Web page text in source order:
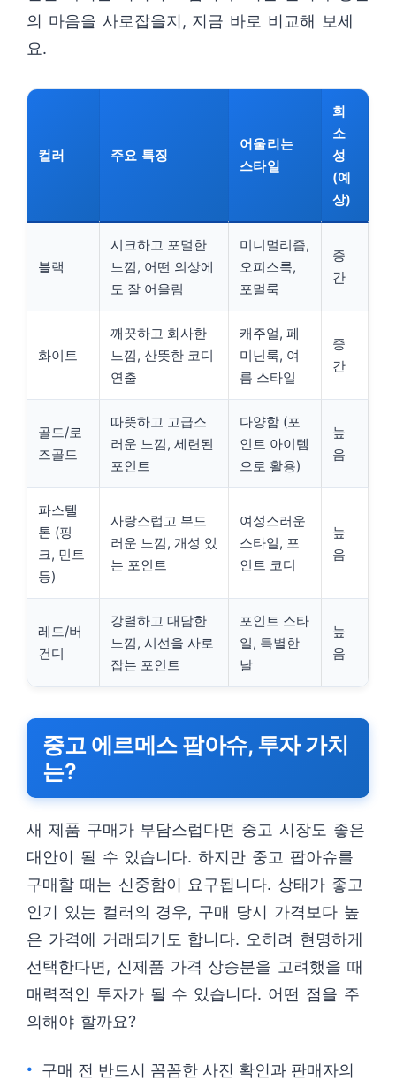
의 마음을 사로잡을지, 지금 바로 비교해 보세
요.
컬러 주요 특징
어울리는
스타일
희
소
성
(예
상)
블랙
시크하고 포멀한
느낌, 어떤 의상에
도 잘 어울림
미니멀리즘,
오피스룩,
포멀룩
중
간
화이트
깨끗하고 화사한
느낌, 산뜻한 코디
연출
캐주얼, 페
미닌룩, 여
름 스타일
중
간
골드/로
즈골드
따뜻하고 고급스
러운 느낌, 세련된
포인트
다양함 (포
인트 아이템
으로 활용)
높
음
파스텔
톤 (핑
크, 민트
등)
사랑스럽고 부드
러운 느낌, 개성 있
는 포인트
여성스러운
스타일, 포
인트 코디
높
음
레드/버
건디
강렬하고 대담한
느낌, 시선을 사로
잡는 포인트
포인트 스타
일, 특별한
날
높
음
중고 에르메스 팝아슈, 투자 가치
는?
새 제품 구매가 부담스럽다면 중고 시장도 좋은
대안이 될 수 있습니다. 하지만 중고 팝아슈를
구매할 때는 신중함이 요구됩니다. 상태가 좋고
인기 있는 컬러의 경우, 구매 당시 가격보다 높
은 가격에 거래되기도 합니다. 오히려 현명하게
선택한다면, 신제품 가격 상승분을 고려했을 때
매력적인 투자가 될 수 있습니다. 어떤 점을 주
의해야 할까요?
구매 전 반드시 꼼꼼한 사진 확인과 판매자의